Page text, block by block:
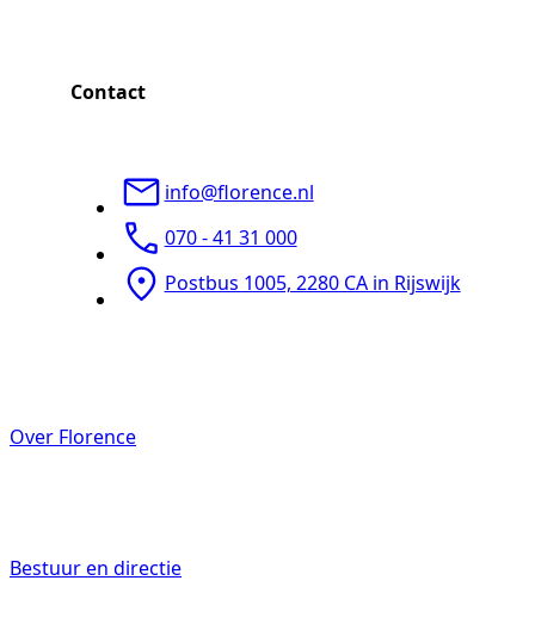
Ontmoetingscentra
Werken bij
Contact
info@florence.nl
070 - 41 31 000
Postbus 1005, 2280 CA in Rijswijk
Over Florence
Bestuur en directie